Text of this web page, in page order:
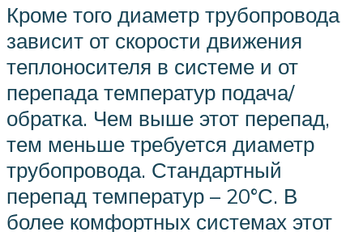
Кроме того диаметр трубопровода
зависит от скорости движения
теплоносителя в системе и от
перепада температур подача/
обратка. Чем выше этот перепад,
тем меньше требуется диаметр
трубопровода. Стандартный
перепад температур – 20°С. В
более комфортных системах этот